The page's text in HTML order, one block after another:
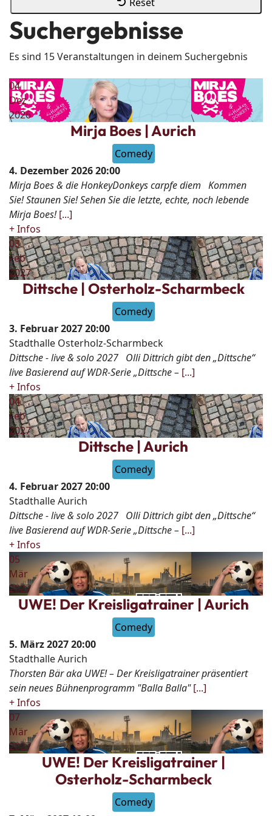
Suchergebnisse
Es sind 15 Veranstaltungen in deinem Suchergebnis
04
Dez
2026
Mirja Boes | Aurich
Comedy
4. Dezember 202620:00
Mirja Boes & die HonkeyDonkeys carpfe diem Kommen
Sie! Staunen Sie! Sehen Sie die letzte, echte, noch lebende
Mirja Boes! [...]
+ Infos
03
Feb
2027
Dittsche | Osterholz-Scharmbeck
Comedy
3. Februar 202720:00
Stadthalle Osterholz-Scharmbeck
Dittsche - live & solo 2027 Olli Dittrich gibt den „Dittsche“
live Basierend auf WDR-Serie „Dittsche – [...]
+ Infos
04
Feb
2027
Dittsche | Aurich
Comedy
4. Februar 202720:00
Stadthalle Aurich
Dittsche - live & solo 2027 Olli Dittrich gibt den „Dittsche“
live Basierend auf WDR-Serie „Dittsche – [...]
+ Infos
05
Mär
2027
UWE! Der Kreisligatrainer | Aurich
Comedy
5. März 202720:00
Stadthalle Aurich
Thorsten Bär aka UWE! – Der Kreisligatrainer präsentiert
sein neues Bühnenprogramm "Balla Balla" [...]
+ Infos
07
Mär
2027
UWE! Der Kreisligatrainer |
Osterholz-Scharmbeck
Comedy